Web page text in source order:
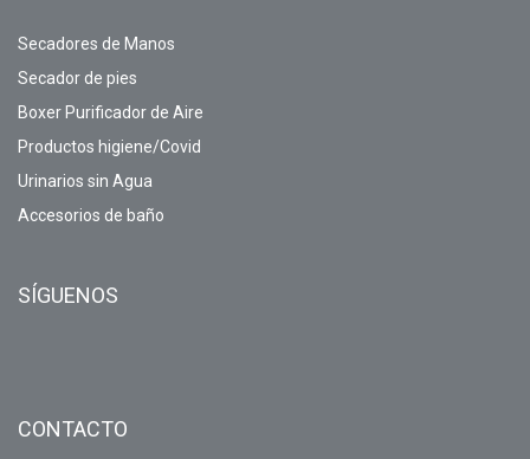
Secadores de Manos
Secador de pies
Boxer Purificador de Aire
Productos higiene/Covid
Urinarios sin Agua
Accesorios de baño
SÍGUENOS
CONTACTO